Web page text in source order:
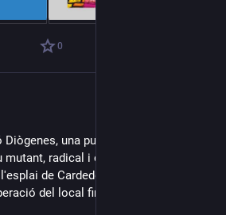
0
una publicació fanzinera
radical i contracultural que ha
de Cardedeu entre els anys 2022
del local fins a l'actualitat.